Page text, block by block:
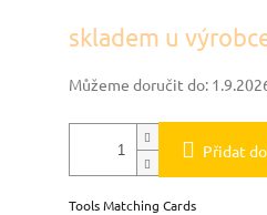
cena:
skladem u
Můžeme doručit do:
Přidat
ToolsMatching Cards